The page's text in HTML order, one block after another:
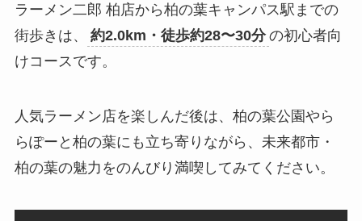
ラーメン二郎 柏店から柏の葉キャンパス駅までの
街歩きは、
約2.0km・徒歩約28〜30分 の初心者向
けコースです。
人気ラーメン店を楽しんだ後は、柏の葉公園やら
らぽーと柏の葉にも立ち寄りながら、未来都市・
柏の葉の魅力をのんびり満喫してみてください。